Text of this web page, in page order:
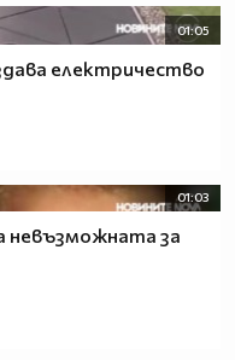
01:05
електричество
01:03
невъзможната за